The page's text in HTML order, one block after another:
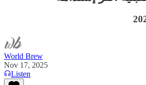
World Brew
Nov 17, 2025
Listen